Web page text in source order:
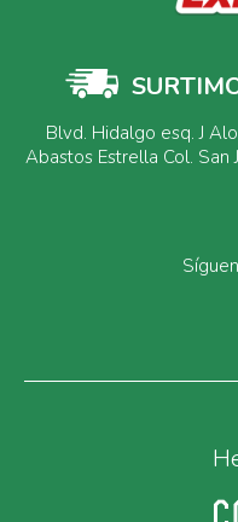
Blvd. Hidalgo esq. J
Abastos Estrella Col. San